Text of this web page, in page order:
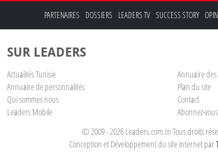
PARTENAIRES DOSSIERS LEADERS TV SUCCESS STORY
SUR LEADERS
Actualités Tunisie
Annuaire
Annuaire de personnalités
Plan du site
Qui sommes nous
Contact
Leaders Mobile
Abonnez-
© 2009 - 2026 Leaders.com.tn Tous droits
Conception et Développement du site internet par